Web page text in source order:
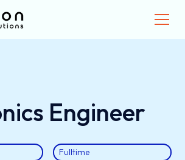
Engineer
Fulltime